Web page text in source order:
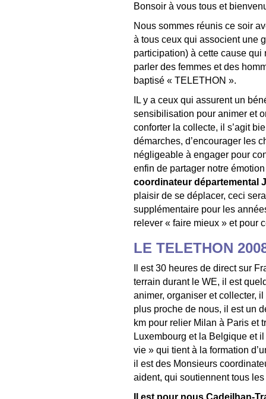
Bonsoir à vous tous et
Nous sommes réunis ce soir
à tous ceux qui associent une
participation) à cette cause
parler des femmes et des
baptisé « TELETHON ».
IL y a ceux qui assurent un
sensibilisation pour animer et
conforter la collecte, il s’agit
démarches, d’encourager les
négligeable à engager pour
enfin de partager notre
coordinateur départemental
plaisir de se déplacer, ceci
supplémentaire pour les
relever « faire mieux » et pour
LE TELETHON
Il est 30 heures de direct sur
terrain durant le WE, il est
animer, organiser et collecter,
plus proche de nous, il est un
km pour relier Milan à Paris et
Luxembourg et la Belgique et
vie » qui tient à la formation
il est des Monsieurs
aident, qui soutiennent tous
Il est pour nous Cadeilhan-